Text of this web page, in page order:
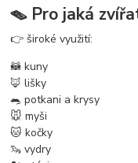
🪤 Pro jaká
👉 široké využití:
🦝 kuny
🦊 lišky
🐀 potkani a krysy
🐭 myši
🐱 kočky
🦦 vydry